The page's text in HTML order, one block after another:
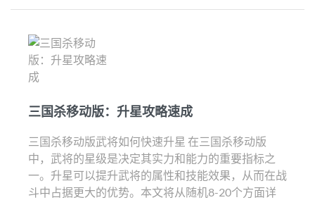
三国杀移动版：升星攻略速成
三国杀移动版武将如何快速升星 在三国杀移动版
中，武将的星级是决定其实力和能力的重要指标之
一。升星可以提升武将的属性和技能效果，从而在战
斗中占据更大的优势。本文将从随机8-20个方面详